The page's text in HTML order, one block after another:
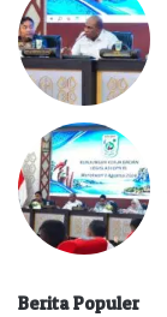
Berita Populer